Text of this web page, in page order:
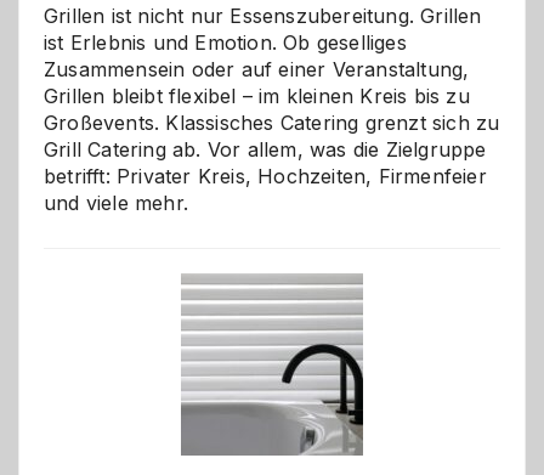
Grillen ist nicht nur Essenszubereitung. Grillen
ist Erlebnis und Emotion. Ob geselliges
Zusammensein oder auf einer Veranstaltung,
Grillen bleibt flexibel – im kleinen Kreis bis zu
Großevents. Klassisches Catering grenzt sich zu
Grill Catering ab. Vor allem, was die Zielgruppe
betrifft: Privater Kreis, Hochzeiten, Firmenfeier
und viele mehr.